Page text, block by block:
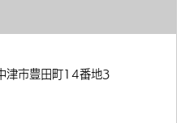
市豊田町14番地3